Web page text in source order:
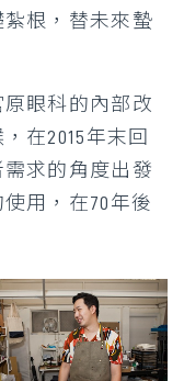
根，替未來蟄
眼科的內部改
在2015年末回
求的角度出發
用，在70年後